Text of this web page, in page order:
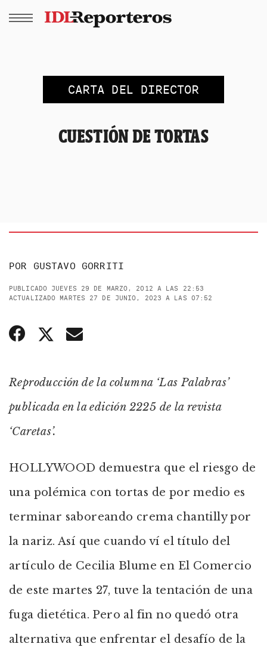
CARTA DEL DIRECTOR
CUESTIÓN DE TORTAS
POR GUSTAVO GORRITI
PUBLICADO JUEVES 29 DE MARZO, 2012 A LAS 22:53
ACTUALIZADO MARTES 27 DE JUNIO, 2023 A LAS 07:52
Reproducción de la columna ‘Las Palabras’
publicada en la edición 2225 de la revista
‘Caretas’.
HOLLYWOOD demuestra que el riesgo de
una polémica con tortas de por medio es
terminar saboreando crema chantilly por
la nariz. Así que cuando ví el título del
artículo de Cecilia Blume en El Comercio
de este martes 27, tuve la tentación de una
fuga dietética. Pero al fin no quedó otra
alternativa que enfrentar el desafío de la